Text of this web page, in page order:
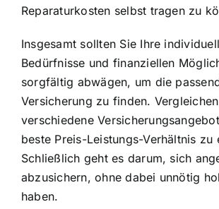
Reparaturkosten selbst tragen zu
Insgesamt sollten Sie Ihre
Bedürfnisse und finanziellen
sorgfältig abwägen, um die
Versicherung zu finden.
verschiedene
beste Preis-Leistungs-Verhältnis zu
Schließlich geht es darum, sich
abzusichern, ohne dabei unnötig
haben.